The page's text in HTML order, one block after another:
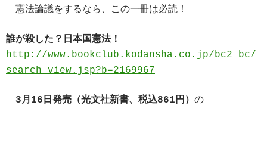
憲法論議をするなら、この一冊は必読！
誰が殺した？日本国憲法！
http://www.bookclub.kodansha.co.jp/bc2_bc/
search_view.jsp?b=2169967
3月16日発売（光文社新書、税込861円） の